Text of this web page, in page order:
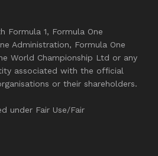
Formula 1, Formula One
Administration, Formula One
World Championship Ltd or any
associated with the official
or their shareholders.
under Fair Use/Fair